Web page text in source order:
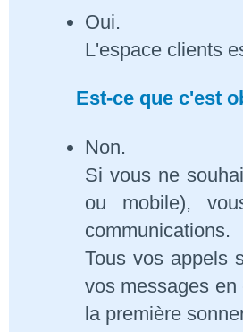
Oui.
L'espace clients
Est-ce que c'est
Non.
Si vous ne
ou mobile),
communications.
Tous vos appels
vos messages
la première